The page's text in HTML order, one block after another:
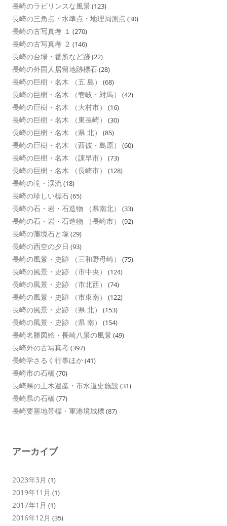
長崎のラビリンスな風景 (123)
長崎の三角点・水準点・地理局測点 (30)
長崎の古写真考 １ (270)
長崎の古写真考 ２ (146)
長崎の台場・番所など跡(22)
長崎の外国人居留地跡標石(28)
長崎の巨樹・名木 （五 島） (68)
長崎の巨樹・名木 （壱岐・対馬） (42)
長崎の巨樹・名木 （大村市） (16)
長崎の巨樹・名木 （東長崎） (30)
長崎の巨樹・名木 （県 北） (85)
長崎の巨樹・名木 （西彼・島原） (60)
長崎の巨樹・名木 （諌早市） (73)
長崎の巨樹・名木 （長崎市） (128)
長崎の滝・渓流(18)
長崎の珍しい標石(65)
長崎の石・岩・石造物 （県南北） (33)
長崎の石・岩・石造物 （長崎市） (92)
長崎の藩境石と塚 (29)
長崎の西空の夕日 (93)
長崎の風景・史跡 （三和野母崎） (75)
長崎の風景・史跡 （市中央） (124)
長崎の風景・史跡 （市北西） (74)
長崎の風景・史跡 （市東南） (122)
長崎の風景・史跡 （県 北） (153)
長崎の風景・史跡 （県 南） (154)
長崎名勝図絵・長崎八景の風景 (49)
長崎外の古写真考(397)
長崎学さるく行事ほか(41)
長崎市の石橋 (70)
長崎県の土木遺産・市水道史施設 (31)
長崎県の石橋 (77)
長崎要塞地帯標・軍港境域標(87)
アーカイブ
2023年3月 (1)
2019年11月 (1)
2017年1月 (1)
2016年12月 (35)